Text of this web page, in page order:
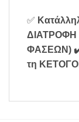
✅
ΔΙΑΤΡΟΦΗ
ΦΑΣΕΩΝ)
τη